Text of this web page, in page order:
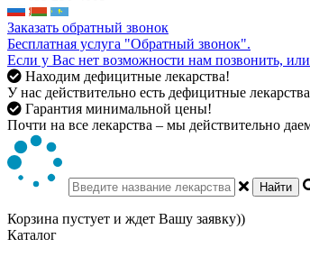
Заказать обратный звонок
Бесплатная услуга "Обратный звонок".
Если у Вас нет возможности нам позвонить,
Находим дефицитные лекарства!
У нас действительно есть дефицитные
Гарантия минимальной цены!
Почти на все лекарства – мы действительно
Найти
Корзина пустует и ждет Вашу заявку))
Каталог